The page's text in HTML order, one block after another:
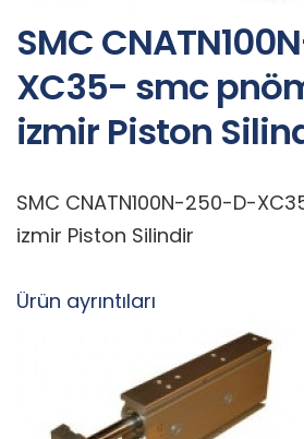
SMC
XC35- smc
izmir Piston
SMC CNATN100N-250-D-
izmir Piston Silindir
Ürün ayrıntıları